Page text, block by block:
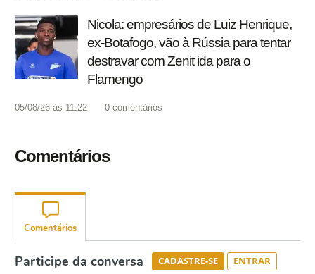
Nicola: empresários de Luiz Henrique,
ex-Botafogo, vão à Rússia para tentar
destravar com Zenit ida para o
Flamengo
05/08/26 às 11:22 0 comentários
Comentários